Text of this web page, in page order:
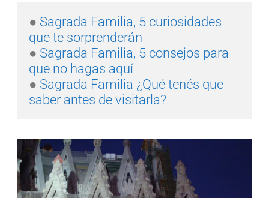
● Sagrada Familia, 5 curiosidades
que te sorprenderán
● Sagrada Familia, 5 consejos para
que no hagas aquí
● Sagrada Familia ¿Qué tenés que
saber antes de visitarla?